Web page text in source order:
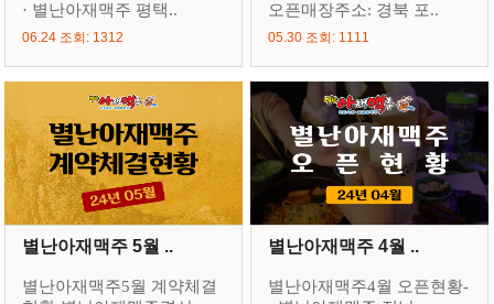
· 별난아재맥주 평택..
06.24 조회: 1312
오픈매장주소: 경북 포..
05.30 조회: 1111
별난아재맥주 5월 ..
별난아재맥주5월 계약체결
별난아재맥주 4월 ..
별난아재맥주4월 오픈현황-